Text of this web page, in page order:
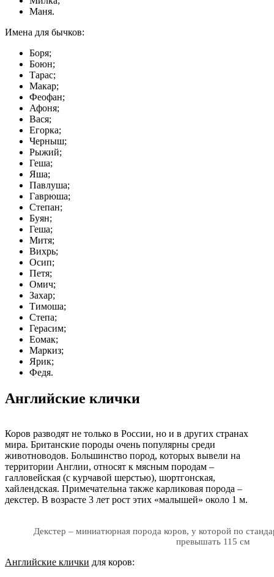
Маня.
Имена для бычков:
Боря;
Боюн;
Тарас;
Макар;
Феофан;
Афоня;
Вася;
Егорка;
Черныш;
Рыжий;
Геша;
Яша;
Павлуша;
Гаврюша;
Степан;
Буян;
Геша;
Митя;
Вихрь;
Осип;
Петя;
Омич;
Захар;
Тимоша;
Степа;
Герасим;
Еомак;
Маркиз;
Ярик;
Федя.
Английские клички
Коров разводят не только в России, но и в других странах
мира. Британские породы очень популярны среди
животноводов. Большинство пород, которых вывели на
территории Англии, относят к мясным породам –
галловейская (с курчавой шерстью), шортгонская,
хайлендская. Примечательна также карликовая порода –
декстер. В возрасте 3 лет рост этих «малышей» около 1 м.
Декстер – миниатюрная порода коров, у которой по
превышать 115 см
Английские клички для коров: